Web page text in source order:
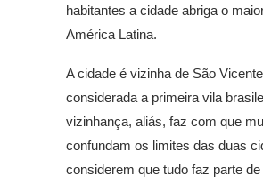
habitantes a cidade abriga o
América Latina.
A cidade é vizinha de São
considerada a primeira vila
vizinhança, aliás, faz com que
confundam os limites das duas
considerem que tudo faz parte